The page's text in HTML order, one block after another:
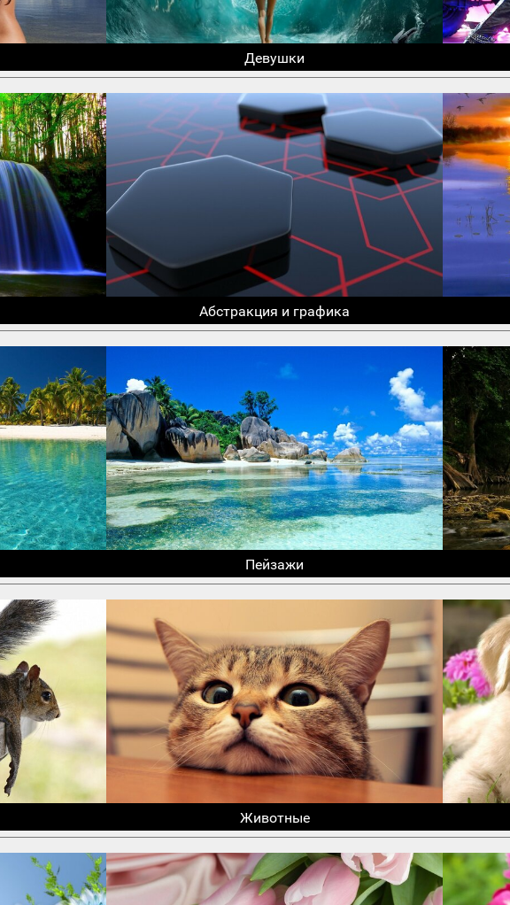
Девушки
Абстракция и графика
Пейзажи
Животные